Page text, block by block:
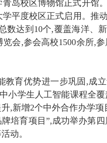
岛校区博物馆正式开馆
平度校区正式启用。推
数达到10个,覆盖海洋、
会,参会高校1500余所,
育优势进一步巩固,成
小学生人工智能课程全
,新增2个中外合作办学
培育项目”,成功举办第
动。